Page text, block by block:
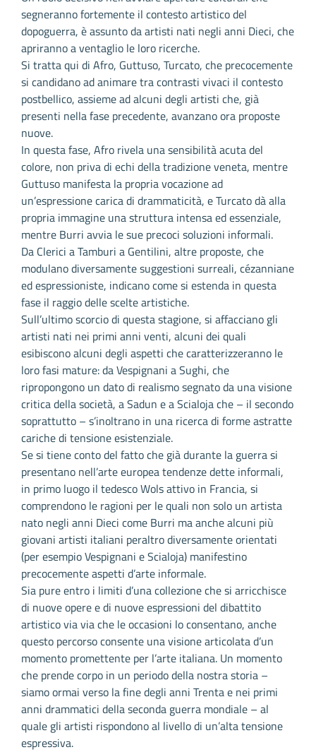
segneranno fortemente il contesto artistico del
dopoguerra, è assunto da artisti nati negli anni Dieci, che
apriranno a ventaglio le loro ricerche.
Si tratta qui di Afro, Guttuso, Turcato, che precocemente
si candidano ad animare tra contrasti vivaci il contesto
postbellico, assieme ad alcuni degli artisti che, già
presenti nella fase precedente, avanzano ora proposte
nuove.
In questa fase, Afro rivela una sensibilità acuta del
colore, non priva di echi della tradizione veneta, mentre
Guttuso manifesta la propria vocazione ad
un’espressione carica di drammaticità, e Turcato dà alla
propria immagine una struttura intensa ed essenziale,
mentre Burri avvia le sue precoci soluzioni informali.
Da Clerici a Tamburi a Gentilini, altre proposte, che
modulano diversamente suggestioni surreali, cézanniane
ed espressioniste, indicano come si estenda in questa
fase il raggio delle scelte artistiche.
Sull’ultimo scorcio di questa stagione, si affacciano gli
artisti nati nei primi anni venti, alcuni dei quali
esibiscono alcuni degli aspetti che caratterizzeranno le
loro fasi mature: da Vespignani a Sughi, che
ripropongono un dato di realismo segnato da una visione
critica della società, a Sadun e a Scialoja che – il secondo
soprattutto – s’inoltrano in una ricerca di forme astratte
cariche di tensione esistenziale.
Se si tiene conto del fatto che già durante la guerra si
presentano nell’arte europea tendenze dette informali,
in primo luogo il tedesco Wols attivo in Francia, si
comprendono le ragioni per le quali non solo un artista
nato negli anni Dieci come Burri ma anche alcuni più
giovani artisti italiani peraltro diversamente orientati
(per esempio Vespignani e Scialoja) manifestino
precocemente aspetti d’arte informale.
Sia pure entro i limiti d’una collezione che si arricchisce
di nuove opere e di nuove espressioni del dibattito
artistico via via che le occasioni lo consentano, anche
questo percorso consente una visione articolata d’un
momento promettente per l’arte italiana. Un momento
che prende corpo in un periodo della nostra storia –
siamo ormai verso la fine degli anni Trenta e nei primi
anni drammatici della seconda guerra mondiale – al
quale gli artisti rispondono al livello di un’alta tensione
espressiva.